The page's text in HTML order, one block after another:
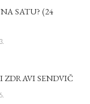
SATU? (24
ZDRAVI SENDVIČ